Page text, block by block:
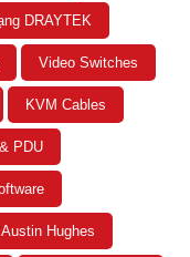
DRAYTEK
Video Switches
KVM Cables
PDU
Austin Hughes